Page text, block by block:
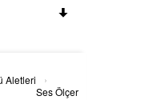
Aletleri
›
Ses Ölçer